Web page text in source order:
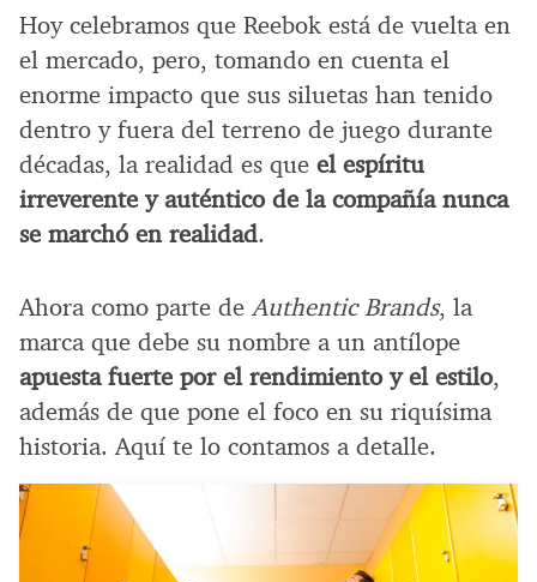
Hoy celebramos que Reebok está de vuelta en
el mercado, pero, tomando en cuenta el
enorme impacto que sus siluetas han tenido
dentro y fuera del terreno de juego durante
décadas, la realidad es que el espíritu
irreverente y auténtico de la compañía nunca
se marchó en realidad.
Ahora como parte de Authentic Brands, la
marca que debe su nombre a un antílope
apuesta fuerte por el rendimiento y el estilo,
además de que pone el foco en su riquísima
historia. Aquí te lo contamos a detalle.